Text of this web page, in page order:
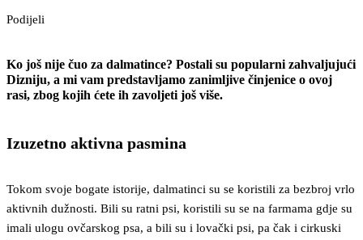
Podijeli
Ko još nije čuo za dalmatince? Postali su popularni zahvaljujući
Dizniju, a mi vam predstavljamo zanimljive činjenice o ovoj
rasi, zbog kojih ćete ih zavoljeti još više.
Izuzetno aktivna pasmina
Tokom svoje bogate istorije, dalmatinci su se koristili za bezbroj vrlo
aktivnih dužnosti. Bili su ratni psi, koristili su se na farmama gdje su
imali ulogu ovčarskog psa, a bili su i lovački psi, pa čak i cirkuski